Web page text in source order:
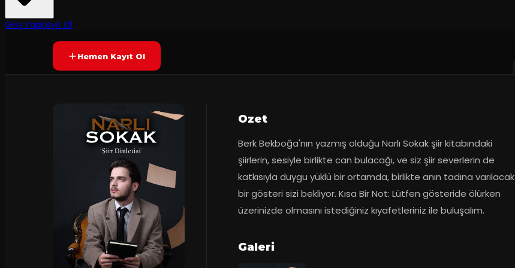
Giriş YapKayıt OlYAKINDA
Hemen Kayıt Ol
Ozet
Berk Bekboğa'nın yazmış olduğu Narlı Sokak şiir kitabındaki
şiirlerin, sesiyle birlikte can bulacağı, ve siz şiir severlerin de
katkısıyla duygu yüklü bir ortamda, birlikte anın tadına varılacak
bir gösteri sizi bekliyor. Kısa Bir Not: Lütfen gösteride ölürken
üzerinizde olmasını istediğiniz kıyafetleriniz ile buluşalım.
Galeri